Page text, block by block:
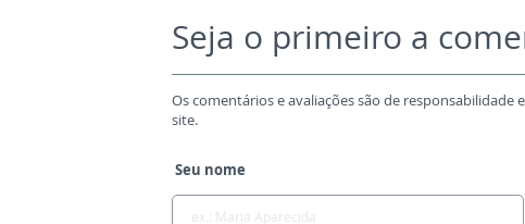
Seja o primeiro a
Os comentários e avaliações são de
site.
Seu nome